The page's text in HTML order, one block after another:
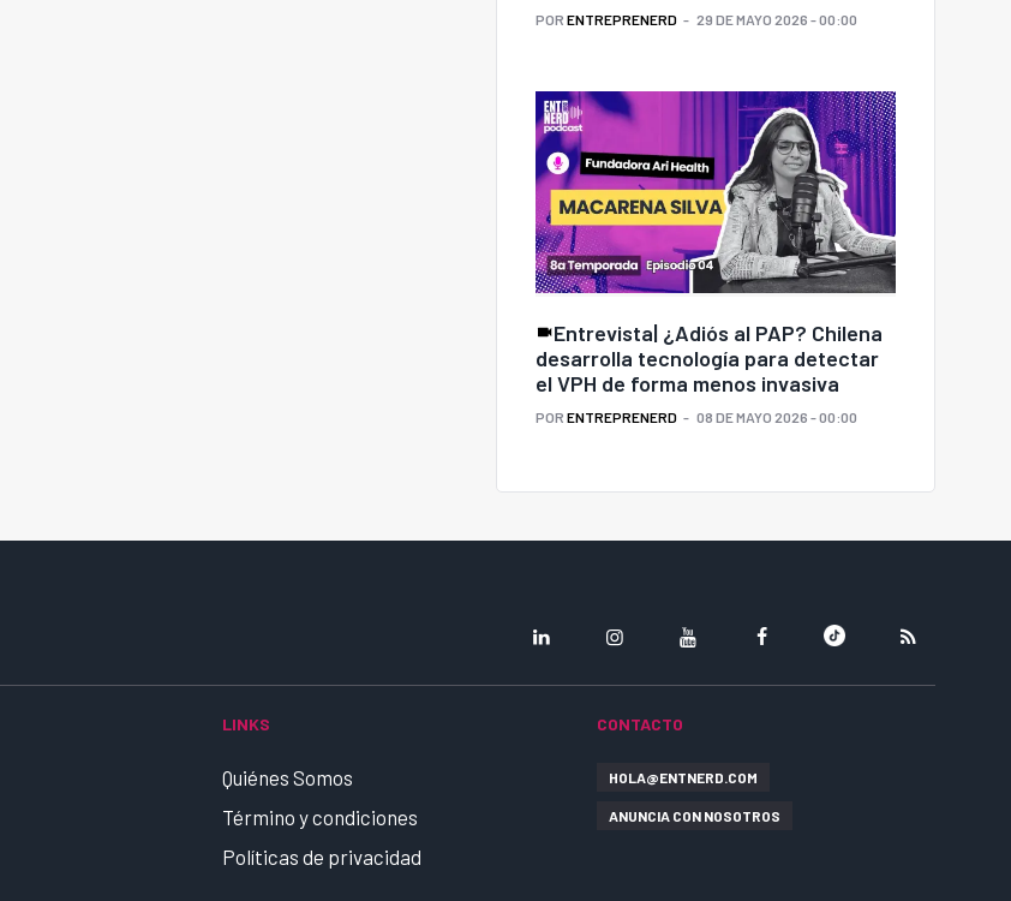
POR ENTREPRENERD 29 DE MAYO 2026 - 00:00
Entrevista| ¿Adiós al PAP? Chilena
desarrolla tecnología para detectar
el VPH de forma menos invasiva
POR ENTREPRENERD 08 DE MAYO 2026 - 00:00
LINKS
Quiénes Somos
Término y condiciones
Políticas de privacidad
CONTACTO
HOLA@ENTNERD.COM
ANUNCIA CON NOSOTROS